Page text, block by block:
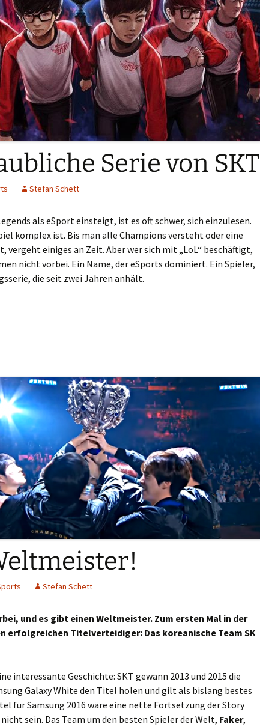
Serie von SKT
Stefan Schett
als eSport einsteigt, ist es oft schwer, sich einzulesen.
komplex ist. Bis man alle Champions versteht oder eine
vergeht einiges an Zeit. Aber wer sich mit „LoL“ beschäftigt,
nicht vorbei. Ein Name, der eSports dominiert. Ein Spieler,
die seit zwei Jahren anhält.
Serie von SKT
Stefan Schett
und es gibt einen Weltmeister. Zum ersten Mal in der
erfolgreichen Titelverteidiger: Das koreanische Team SK
interessante Geschichte: SKT gewann 2013 und 2015 die
Galaxy White den Titel holen und gilt als bislang bestes
für Samsung 2016 wäre eine nette Fortsetzung der Story
sein. Das Team um den besten Spieler der Welt, Faker,